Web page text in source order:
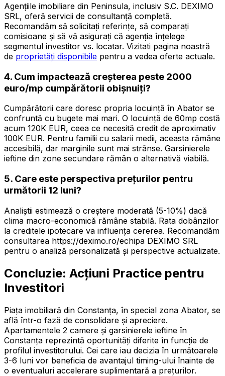
Agențiile imobiliare din Peninsula, inclusiv S.C. DEXIMO
SRL, oferă servicii de consultanță completă.
Recomandăm să solicitați referințe, să comparați
comisioane și să vă asigurați că agenția înțelege
segmentul investitor vs. locatar. Vizitati pagina noastră
de proprietăți disponibile pentru a vedea oferte actuale.
4. Cum impactează creșterea peste 2000
euro/mp cumpărătorii obișnuiți?
Cumpărătorii care doresc propria locuință în Abator se
confruntă cu bugete mai mari. O locuință de 60mp costă
acum 120K EUR, ceea ce necesită credit de aproximativ
100K EUR. Pentru familii cu salarii medii, aceasta rămâne
accesibilă, dar marginile sunt mai strânse. Garsinierele
ieftine din zone secundare rămân o alternativă viabilă.
5. Care este perspectiva prețurilor pentru
următorii 12 luni?
Analiștii estimează o creștere moderată (5-10%) dacă
clima macro-economică rămâne stabilă. Rata dobânzilor
la creditele ipotecare va influența cererea. Recomandăm
consultarea https://deximo.ro/echipa DEXIMO SRL
pentru o analiză personalizată și perspective actualizate.
Concluzie: Acțiuni Practice pentru
Investitori
Piața imobiliară din Constanța, în special zona Abator, se
află într-o fază de consolidare și apreciere.
Apartamentele 2 camere și garsinierele ieftine în
Constanța reprezintă oportunități diferite în funcție de
profilul investitorului. Cei care iau decizia în următoarele
3-6 luni vor beneficia de avantajul timing-ului înainte de
o eventualuri accelerare suplimentară a prețurilor.